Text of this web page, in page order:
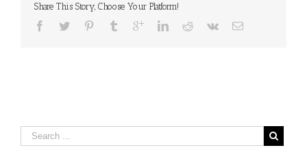
Share This Story, Choose Your Platform!